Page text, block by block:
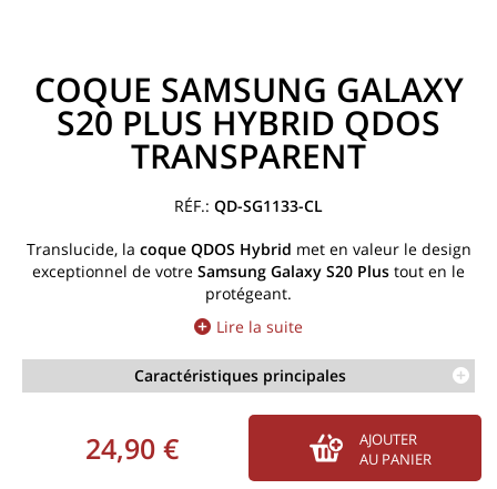
COQUE SAMSUNG GALAXY
S20 PLUS HYBRID QDOS
TRANSPARENT
QD-SG1133-CL
Translucide, la coque QDOS Hybrid met en valeur le design
exceptionnel de votre Samsung Galaxy S20 Plus tout en le
protégeant.
Lire la suite
Caractéristiques principales
24,90 €
AJOUTER
AU PANIER